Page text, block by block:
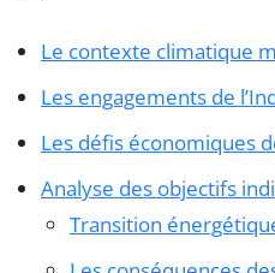
Le contexte climatique
Les engagements de
Les défis économiques
Analyse des objectifs
Transition